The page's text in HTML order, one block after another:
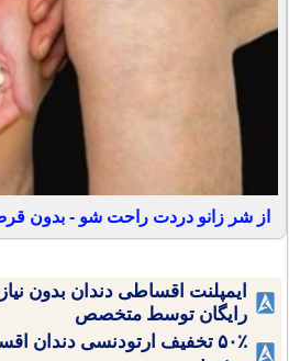
از شر زانو دردت راحت شو - بدون
ایمپلنت اقساطی دندان بدون
رایگان توسط متخصص
۵۰٪ تخفیف ارتودنسی دندان